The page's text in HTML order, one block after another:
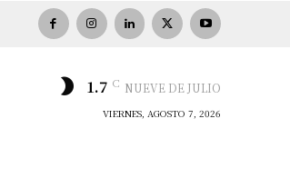
1.7 C NUEVE DE JULIO
VIERNES, AGOSTO 7, 2026